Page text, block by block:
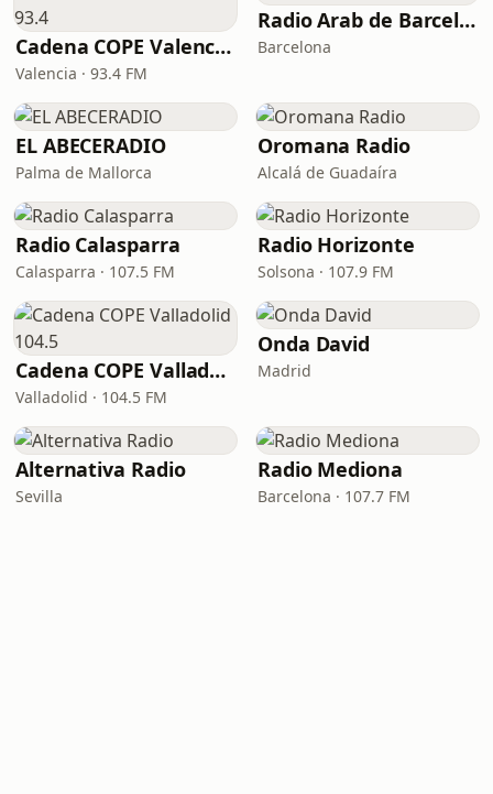
Cadena COPE Valencia 93.4
Valencia · 93.4 FM
Radio Arab de Barcelona
Barcelona
EL ABECERADIO
Palma de Mallorca
Oromana Radio
Alcalá de Guadaíra
Radio Calasparra
Calasparra · 107.5 FM
Radio Horizonte
Solsona · 107.9 FM
Cadena COPE Valladolid 104.5
Valladolid · 104.5 FM
Onda David
Madrid
Alternativa Radio
Sevilla
Radio Mediona
Barcelona · 107.7 FM